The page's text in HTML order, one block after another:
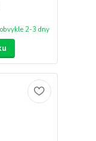
obvykle 2-3 dny